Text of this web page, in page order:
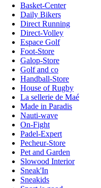
Basket-Center
Daily Bikers
Direct Running
Direct-Volley
Espace Golf
Foot-Store
Galop-Store
Golf and co
Handball-Store
House of Rugby
La sellerie de Maé
Made in Paradis
Nauti-wave
On-Fight
Padel-Expert
Pecheur-Store
Pet and Garden
Slowood Interior
Sneak'In
Sneakids